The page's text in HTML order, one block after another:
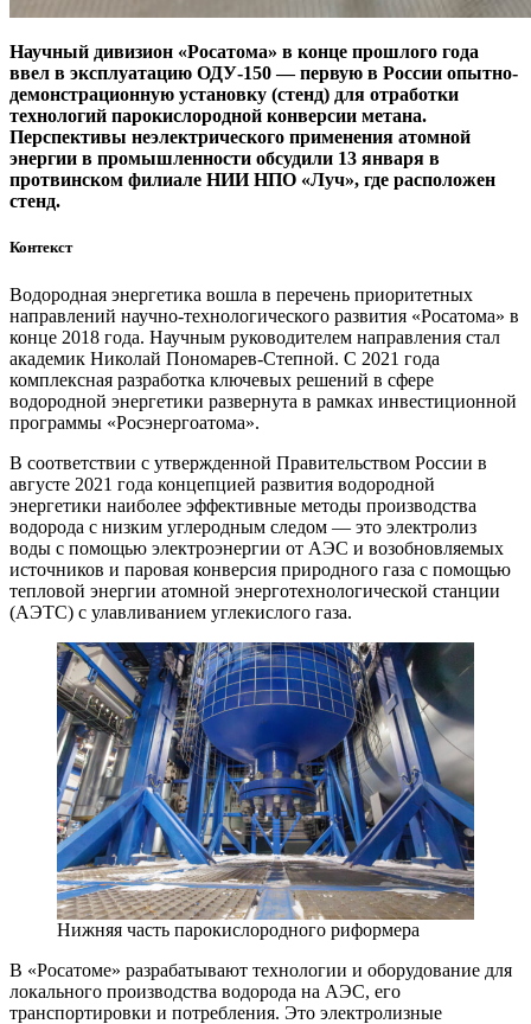
Научный дивизион «Росатома» в конце прошлого года
ввел в эксплуатацию ОДУ‑150 — первую в России опытно-
демонстрационную установку (стенд) для отработки
технологий парокислородной конверсии метана.
Перспективы неэлектрического применения атомной
энергии в промышленности обсудили 13 января в
протвинском филиале НИИ НПО «Луч», где расположен
стенд.
Контекст
Водородная энергетика вошла в перечень приоритетных
направлений научно-технологического развития «Росатома» в
конце 2018 года. Научным руководителем направления стал
академик Николай Пономарев-Степной. С 2021 года
комплексная разработка ключевых решений в сфере
водородной энергетики развернута в рамках инвестиционной
программы «Росэнергоатома».
В соответствии с утвержденной Правительством России в
августе 2021 года концепцией развития водородной
энергетики наиболее эффективные методы производства
водорода с низким углеродным следом — это электролиз
воды с помощью электроэнергии от АЭС и возобновляемых
источников и паровая конверсия природного газа с помощью
тепловой энергии атомной энерготехнологической станции
(АЭТС) с улавливанием углекислого газа.
Нижняя часть парокислородного риформера
В «Росатоме» разрабатывают технологии и оборудование для
локального производства водорода на АЭС, его
транспортировки и потребления. Это электролизные